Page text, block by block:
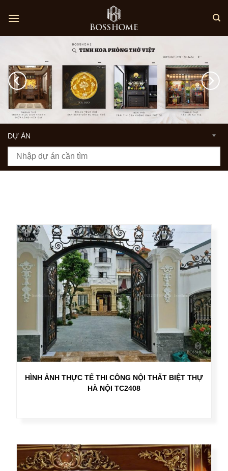
DỰ ÁN
HÌNH ẢNH THỰC TẾ THI CÔNG NỘI THẤT BIỆT THỰ
HÀ NỘI TC2408